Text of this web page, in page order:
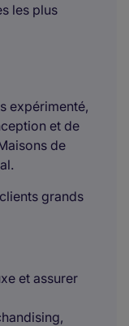
les plus
expérimenté,
et de
de
grands
et assurer